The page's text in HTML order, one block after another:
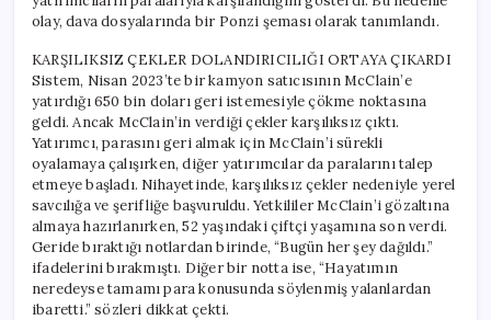
olay, dava dosyalarında bir Ponzi şeması olarak tanımlandı.
KARŞILIKSIZ ÇEKLER DOLANDIRICILIĞI ORTAYA ÇIKARDI
Sistem, Nisan 2023’te bir kamyon satıcısının McClain’e
yatırdığı 650 bin doları geri istemesiyle çökme noktasına
geldi. Ancak McClain’in verdiği çekler karşılıksız çıktı.
Yatırımcı, parasını geri almak için McClain’i sürekli
oyalamaya çalışırken, diğer yatırımcılar da paralarını talep
etmeye başladı. Nihayetinde, karşılıksız çekler nedeniyle yerel
savcılığa ve şerifliğe başvuruldu. Yetkililer McClain’i gözaltına
almaya hazırlanırken, 52 yaşındaki çiftçi yaşamına son verdi.
Geride bıraktığı notlardan birinde, “Bugün her şey dağıldı.”
ifadelerini bırakmıştı. Diğer bir notta ise, “Hayatımın
neredeyse tamamı para konusunda söylenmiş yalanlardan
ibaretti.” sözleri dikkat çekti.